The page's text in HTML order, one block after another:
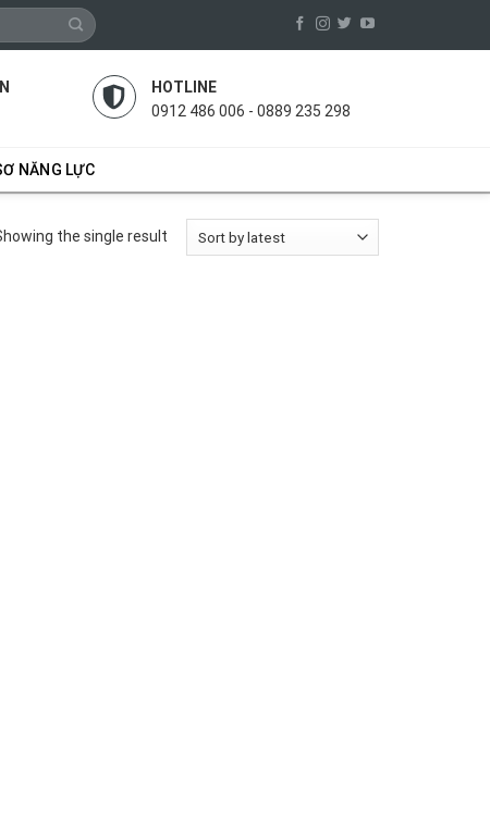
HOTLINE
0912 486 006 - 0889 235 298
NĂNG LỰC
the single result